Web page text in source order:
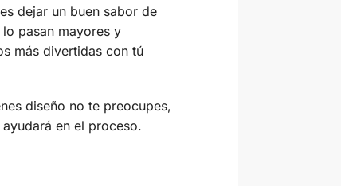
dejar un buen sabor de
pasan mayores y
más divertidas con tú
diseño no te preocupes,
en el proceso.